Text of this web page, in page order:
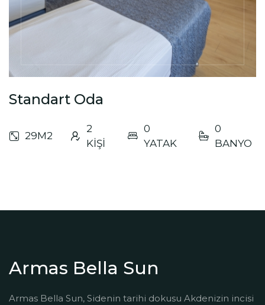
Standart Oda
29M2
2
KİŞİ
0
YATAK
0
BANYO
Armas Bella Sun
Armas Bella Sun, Sidenin tarihi dokusu Akdenizin incisi